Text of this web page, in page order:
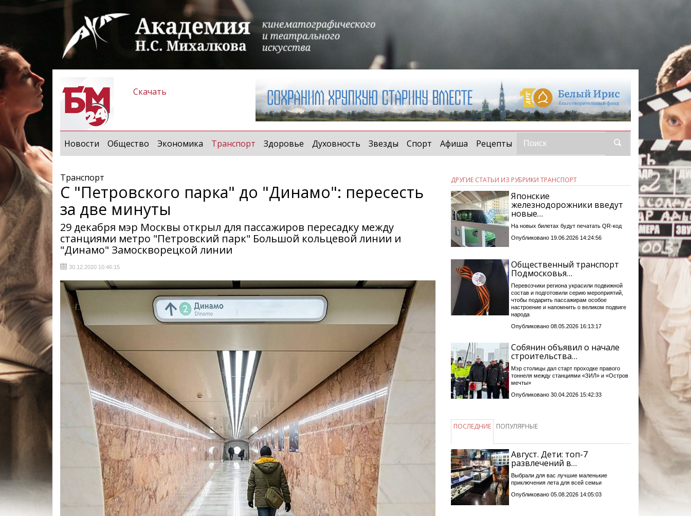
Скачать
Новости Общество Экономика Транспорт (current)
Здоровье Духовность Звезды Спорт Афиша Рецепты
Транспорт
С "Петровского парка" до "Динамо": пересесть
за две минуты
29 декабря мэр Москвы открыл для пассажиров пересадку между
станциями метро "Петровский парк" Большой кольцевой линии и
"Динамо" Замоскворецкой линии
30.12.2020 10:46:15
ДРУГИЕ СТАТЬИ ИЗ РУБРИКИ ТРАНСПОРТ
Японские
железнодорожники введут
новые…
На новых билетах будут печатать QR-код
Опубликовано 19.06.2026 14:24:56
Общественный транспорт
Подмосковья…
Перевозчики региона украсили подвижной
состав и подготовили серию мероприятий,
чтобы подарить пассажирам особое
настроение и напомнить о великом подвиге
народа
Опубликовано 08.05.2026 16:13:17
Собянин объявил о начале
строительства…
Мэр столицы дал старт проходке правого
тоннеля между станциями «ЗИЛ» и «Остров
мечты»
Опубликовано 30.04.2026 15:42:33
ПОСЛЕДНИЕ ПОПУЛЯРНЫЕ
Август. Дети: топ-7
развлечений в…
Выбрали для вас лучшие маленькие
приключения лета для всей семьи
Опубликовано 05.08.2026 14:05:03